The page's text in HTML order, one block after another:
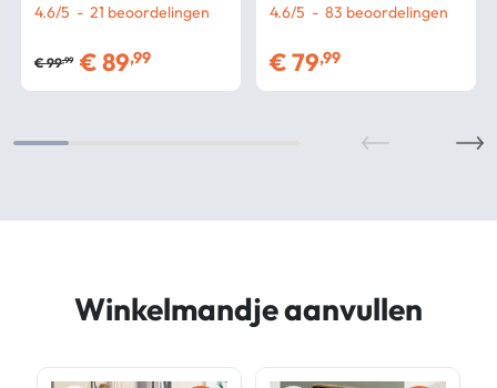
met armleuningen
4.6/5 - 21 beoordelingen
€99,99 €89,99
stoelen donkergrijs,
4.6/5 - 83 beoordelingen
€79,99
Winkelmandje aanvullen